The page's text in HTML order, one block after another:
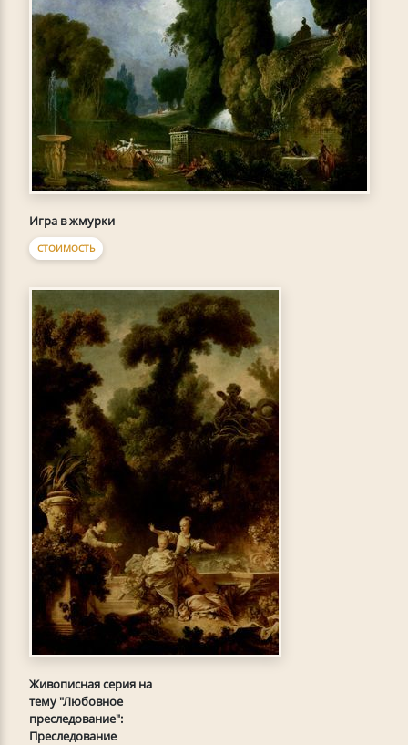
Игра в жмурки
СТОИМОСТЬ
Живописная серия на
тему "Любовное
преследование":
Преследование